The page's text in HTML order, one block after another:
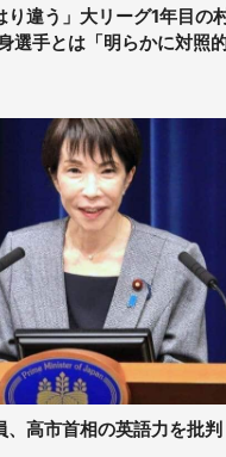
り違う」大リーグ1年目の
選手とは「明らかに対照
、高市首相の英語力を批